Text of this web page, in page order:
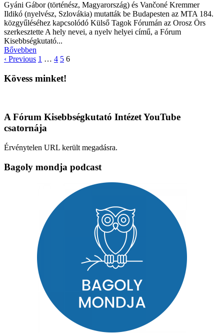
Gyáni Gábor (történész, Magyarország) és Vančoné Kremmer
Ildikó (nyelvész, Szlovákia) mutatták be Budapesten az MTA 184.
közgyűléséhez kapcsolódó Külső Tagok Fórumán az Orosz Örs
szerkesztette A hely nevei, a nyelv helyei című, a Fórum
Kisebbségkutató...
Bővebben
‹ Previous 1 … 4 5 6
Kövess minket!
A Fórum Kisebbségkutató Intézet YouTube
csatornája
Érvénytelen URL került megadásra.
Bagoly mondja podcast